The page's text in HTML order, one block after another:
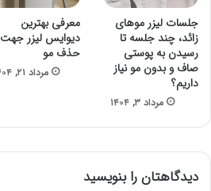
جلسات لیزر موهای
زائد، چند جلسه تا
رسیدن به پوستی
صاف و بدون مو نیاز
داریم؟
مرداد ۳, ۱۴۰۴
معرفی بهترین
دیوایس لیزر جهت
حذف مو
مرداد ۲۱, ۱۴۰۴
دیدگاهتان را بنویسید